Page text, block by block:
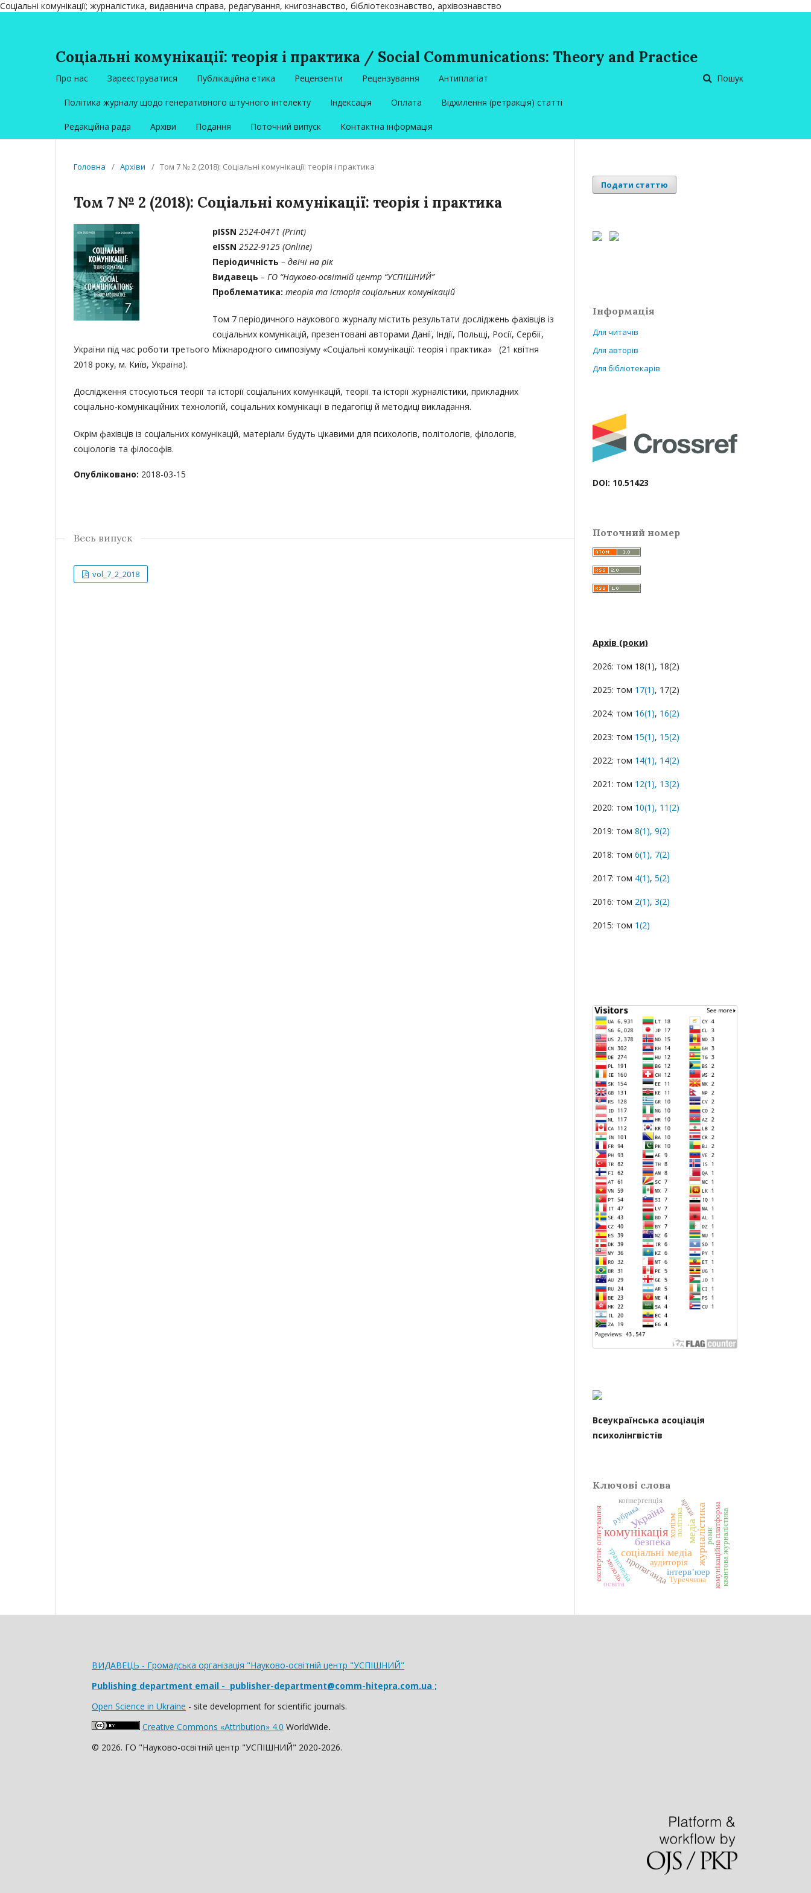
Соціальні комунікації; журналістика, видавнича справа, редагування, книгознавство, бібліотекознавство, архівознавство
Соціальні комунікації: теорія і практика / Social Communications: Theory and Practice
Про нас Зареєструватися Публікаційна етика Рецензенти Рецензування Антиплагіат
Політика журналу щодо генеративного штучного інтелекту Індексація Оплата Відхилення (ретракція) статті
Редакційна рада Архіви Подання Поточний випуск Контактна інформація
Пошук
Головна / Архіви / Том 7 № 2 (2018): Соціальні комунікації: теорія і практика
Том 7 № 2 (2018): Соціальні комунікації: теорія і практика
рISSN 2524-0471 (Print)
eISSN 2522-9125 (Online)
Періодичність – двічі на рік
Видавець – ГО “Науково-освітній центр “УСПІШНИЙ”
Проблематика: теорія та історія соціальних комунікацій
Том 7 періодичного наукового журналу містить результати досліджень фахівців із
соціальних комунікацій, презентовані авторами Данії, Індії, Польщі, Росії, Сербії,
України під час роботи третього Міжнародного симпозіуму «Соціальні комунікації: теорія і практика» (21 квітня
2018 року, м. Київ, Україна).
Дослідження стосуються теорії та історії соціальних комунікацій, теорії та історії журналістики, прикладних
соціально-комунікаційних технологій, соціальних комунікації в педагогіці й методиці викладання.
Окрім фахівців із соціальних комунікацій, матеріали будуть цікавими для психологів, політологів, філологів,
соціологів та філософів.
Опубліковано: 2018-03-15
Весь випуск
vol_7_2_2018
Подати статтю
Інформація
Для читачів
Для авторів
Для бібліотекарів
DOI: 10.51423
Поточний номер
Архів (роки)
2026: том 18(1), 18(2)
2025: том 17(1), 17(2)
2024: том 16(1), 16(2)
2023: том 15(1), 15(2)
2022: том 14(1), 14(2)
2021: том 12(1), 13(2)
2020: том 10(1), 11(2)
2019: том 8(1), 9(2)
2018: том 6(1), 7(2)
2017: том 4(1), 5(2)
2016: том 2(1), 3(2)
2015: том 1(2)
Всеукраїнська асоціація
психолінгвістів
Ключові слова
комунікація
Україна
медіа
соціальні медіа
безпека журналістика
холізм
аудиторія
пропагандаінтерв’юер
експертне опитування комунікаційна платформаквантова журналістика
трансмедіа
конвергенція
Туреччина
політика
рубрика
молодь
роми
освіта
криза
ВИДАВЕЦЬ - Громадська організація "Науково-освітній центр "УСПІШНИЙ"
Publishing department email - publisher-department@comm-hitepra.com.ua ;
Open Science in Ukraine - site development for scientific journals.
Creative Commons «Attribution» 4.0 WorldWide.
© 2026. ГО "Науково-освітній центр "УСПІШНИЙ" 2020-2026.